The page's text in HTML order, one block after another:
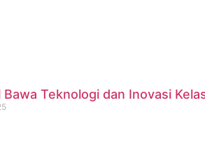
Bawa Teknologi dan Inovasi